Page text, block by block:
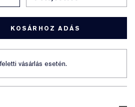
KOSÁRHOZ ADÁS
vásárlás esetén.